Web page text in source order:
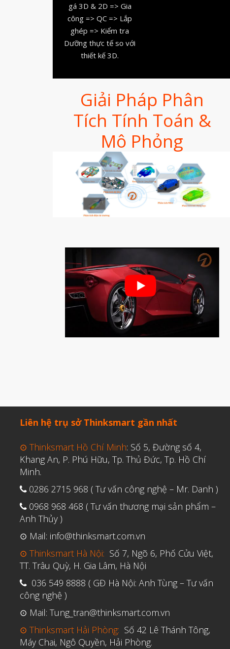
gá 3D & 2D => Gia
công => QC => Lắp
ghép => Kiểm tra
Dưỡng thực tế so với
thiết kế 3D.
Giải Pháp Phân
Tích Tính Toán &
Mô Phỏng
Liên hệ trụ sở Thinksmart gần nhất
⊙ Thinksmart Hồ Chí Minh: Số 5, Đường số 4,
Khang An, P. Phú Hữu, Tp. Thủ Đức, Tp. Hồ Chí
Minh.
0286 2715 968 ( Tư vấn công nghệ – Mr. Danh )
0968 968 468 ( Tư vấn thương mại sản phẩm –
Anh Thủy )
⊙ Mail: info@thinksmart.com.vn
⊙ Thinksmart Hà Nội: Số 7, Ngõ 6, Phố Cửu Việt,
TT. Trâu Quỳ, H. Gia Lâm, Hà Nội
036 549 8888 ( GĐ Hà Nội: Anh Tùng – Tư vấn
công nghệ )
⊙ Mail: Tung_tran@thinksmart.com.vn
⊙ Thinksmart Hải Phòng: Số 42 Lê Thánh Tông,
Máy Chai, Ngô Quyền, Hải Phòng.